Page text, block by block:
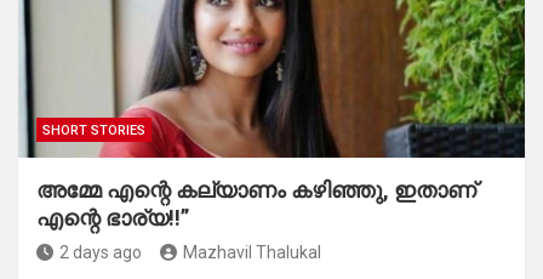
SHORT STORIES
അമ്മേ എന്റെ കല്യാണം കഴിഞ്ഞു, ഇതാണ്
എന്റെ ഭാര്യ!!”
2 days ago Mazhavil Thalukal